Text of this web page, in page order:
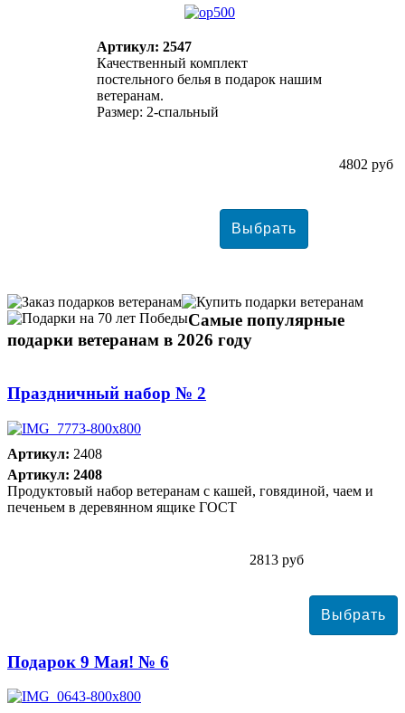
Артикул: 2547
Качественный комплект
постельного белья в подарок нашим
ветеранам.
Размер: 2-спальный
4802 руб
Самые популярные
подарки ветеранам в 2026 году
Праздничный набор № 2
Артикул: 2408
Артикул: 2408
Продуктовый набор ветеранам с кашей, говядиной, чаем и
печеньем в деревянном ящике ГОСТ
2813 руб
Подарок 9 Мая! № 6